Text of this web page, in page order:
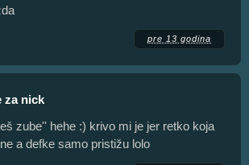
pre 13 godina
za nick
zube'' hehe :) krivo mi je jer retko koja
a defke samo pristižu lolo